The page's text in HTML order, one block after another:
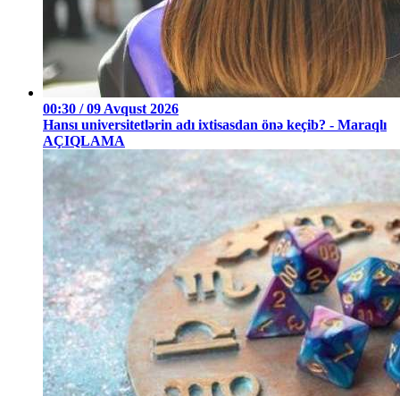
00:30 / 09 Avqust 2026
Hansı universitetlərin adı ixtisasdan önə keçib? - Maraqlı
AÇIQLAMA